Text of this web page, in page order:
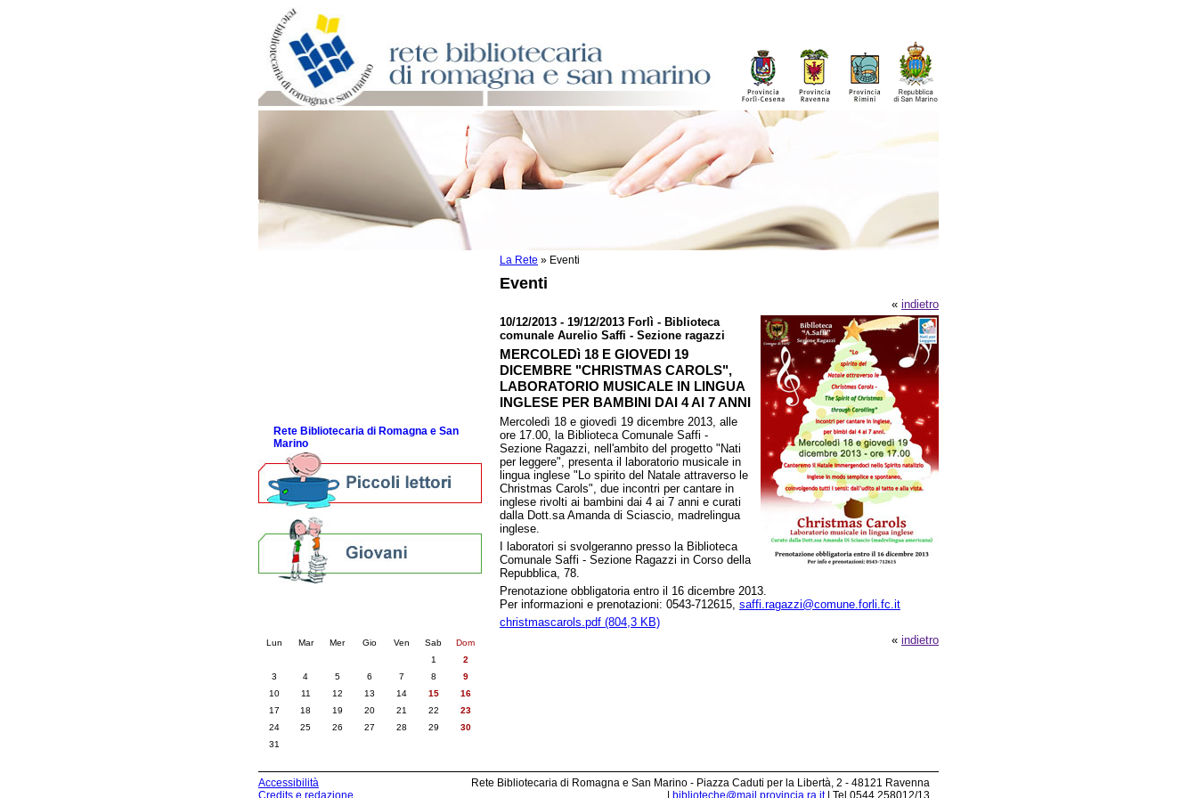
La Rete » Eventi
Eventi
« indietro
10/12/2013 - 19/12/2013 Forlì - Biblioteca
comunale Aurelio Saffi - Sezione ragazzi
MERCOLEDì 18 E GIOVEDI 19
DICEMBRE "CHRISTMAS CAROLS",
LABORATORIO MUSICALE IN LINGUA
INGLESE PER BAMBINI DAI 4 AI 7 ANNI
Mercoledì 18 e giovedì 19 dicembre 2013, alle
ore 17.00, la Biblioteca Comunale Saffi -
Sezione Ragazzi, nell'ambito del progetto "Nati
per leggere", presenta il laboratorio musicale in
lingua inglese "Lo spirito del Natale attraverso le
Christmas Carols", due incontri per cantare in
inglese rivolti ai bambini dai 4 ai 7 anni e curati
dalla Dott.sa Amanda di Sciascio, madrelingua
inglese.
I laboratori si svolgeranno presso la Biblioteca
Comunale Saffi - Sezione Ragazzi in Corso della
Repubblica, 78.
Prenotazione obbligatoria entro il 16 dicembre 2013.
Per informazioni e prenotazioni: 0543-712615, saffi.ragazzi@comune.forli.fc.it
christmascarols.pdf (804,3 KB)
« indietro
Rete Bibliotecaria di Romagna e San
Marino
Lun Mar Mer Gio Ven Sab
Dom
1
2
3
4 5 6 7 8
9
10
11 12 13 14 15
16
17
18 19 20 21 22
23
24
25 26 27 28 29
30
31
Accessibilità
Credits e redazione
Rete Bibliotecaria di Romagna e San Marino - Piazza Caduti per la Libertà, 2 - 48121 Ravenna
biblioteche@mail.provincia.ra.it| Tel 0544.258012/13